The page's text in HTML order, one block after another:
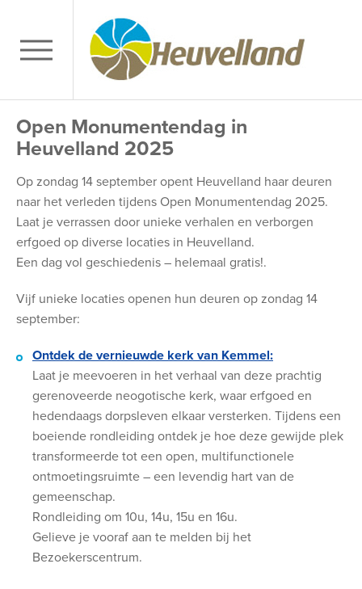
Open Monumentendag in
Heuvelland 2025
Op zondag 14 september opent Heuvelland haar deuren
naar het verleden tijdens Open Monumentendag 2025.
Laat je verrassen door unieke verhalen en verborgen
erfgoed op diverse locaties in Heuvelland.
Een dag vol geschiedenis – helemaal gratis!.
Vijf unieke locaties openen hun deuren op zondag 14
september:
Ontdek de vernieuwde kerk van Kemmel:
Laat je meevoeren in het verhaal van deze prachtig
gerenoveerde neogotische kerk, waar erfgoed en
hedendaags dorpsleven elkaar versterken. Tijdens een
boeiende rondleiding ontdek je hoe deze gewijde plek
transformeerde tot een open, multifunctionele
ontmoetingsruimte – een levendig hart van de
gemeenschap.
Rondleiding om 10u, 14u, 15u en 16u.
Gelieve je vooraf aan te melden bij het
Bezoekerscentrum.